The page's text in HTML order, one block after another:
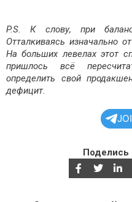
P.S. К слову, при
Отталкиваясь изначально
На больших левелах этот
пришлось всё
определить свой
дефицит.
Поделись